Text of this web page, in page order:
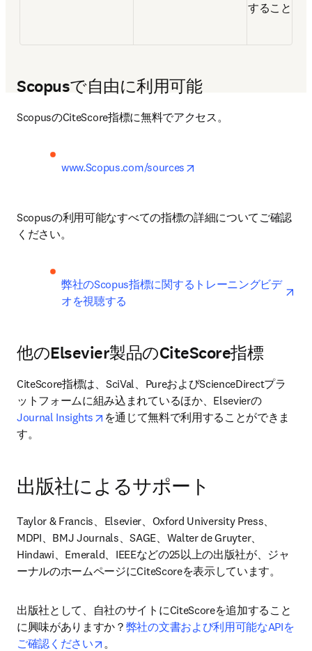
することが
Scopusで自由に利用可能
ScopusのCiteScore指標に無料でアクセス。
www.Scopus.com/sources
Scopusの利用可能なすべての指標の詳細についてご確認
ください。
弊社のScopus指標に関するトレーニングビデ
オを視聴する
他のElsevier製品のCiteScore指標
CiteScore指標は、SciVal、PureおよびScienceDirectプラ
ットフォームに組み込まれているほか、Elsevierの
Journal Insights
opens in new tab/window
を通じて無料で利用することができま
す。
出版社によるサポート
Taylor & Francis、Elsevier、Oxford University Press、
MDPI、BMJ Journals、SAGE、Walter de Gruyter、
Hindawi、Emerald、IEEEなどの25以上の出版社が、ジャ
ーナルのホームページにCiteScoreを表示しています。
出版社として、自社のサイトにCiteScoreを追加すること
に興味がありますか？ 弊社の文書および利用可能なAPIを
ご確認ください
opens in new tab/window
。